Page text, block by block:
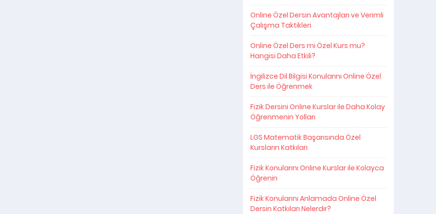
Online Özel Dersin Avantajları ve Verimli
Çalışma Taktikleri
Online Özel Ders mi Özel Kurs mu?
Hangisi Daha Etkili?
İngilizce Dil Bilgisi Konularını Online Özel
Ders ile Öğrenmek
Fizik Dersini Online Kurslar ile Daha Kolay
Öğrenmenin Yolları
LGS Matematik Başarısında Özel
Kursların Katkıları
Fizik Konularını Online Kurslar ile Kolayca
Öğrenin
Fizik Konularını Anlamada Online Özel
Dersin Katkıları Nelerdir?